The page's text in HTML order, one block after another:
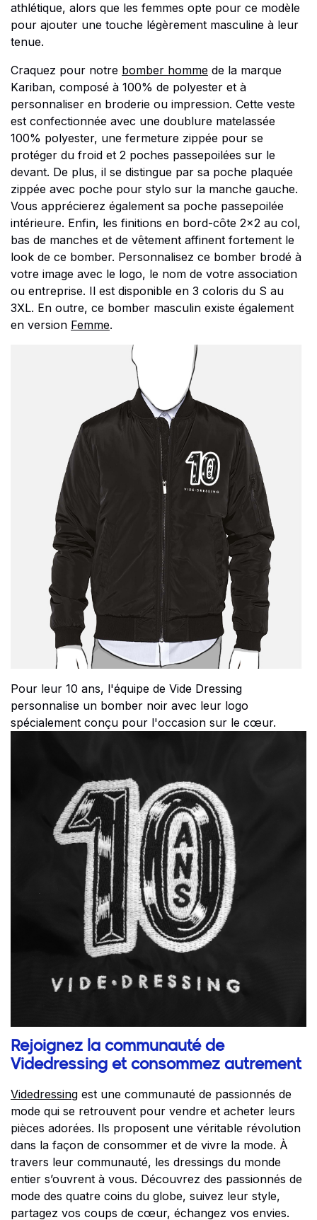
athlétique, alors que les femmes opte pour ce modèle
pour ajouter une touche légèrement masculine à leur
tenue.
Craquez pour notre bomber homme de la marque
Kariban, composé à 100% de polyester et à
personnaliser en broderie ou impression. Cette veste
est confectionnée avec une doublure matelassée
100% polyester, une fermeture zippée pour se
protéger du froid et 2 poches passepoilées sur le
devant. De plus, il se distingue par sa poche plaquée
zippée avec poche pour stylo sur la manche gauche.
Vous apprécierez également sa poche passepoilée
intérieure. Enfin, les finitions en bord-côte 2x2 au col,
bas de manches et de vêtement affinent fortement le
look de ce bomber. Personnalisez ce bomber brodé à
votre image avec le logo, le nom de votre association
ou entreprise. Il est disponible en 3 coloris du S au
3XL. En outre, ce bomber masculin existe également
en version Femme.
Pour leur 10 ans, l'équipe de Vide Dressing
personnalise un bomber noir avec leur logo
spécialement conçu pour l'occasion sur le cœur.
Rejoignez la communauté de
Videdressing et consommez autrement
Videdressing est une communauté de passionnés de
mode qui se retrouvent pour vendre et acheter leurs
pièces adorées. Ils proposent une véritable révolution
dans la façon de consommer et de vivre la mode. À
travers leur communauté, les dressings du monde
entier s’ouvrent à vous. Découvrez des passionnés de
mode des quatre coins du globe, suivez leur style,
partagez vos coups de cœur, échangez vos envies.